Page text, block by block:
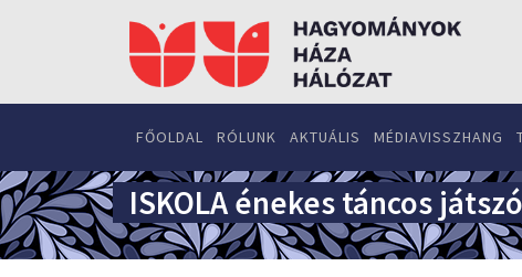
FŐOLDAL RÓLUNK AKTUÁLIS MÉDIAVISSZHANG
ISKOLA énekes táncos